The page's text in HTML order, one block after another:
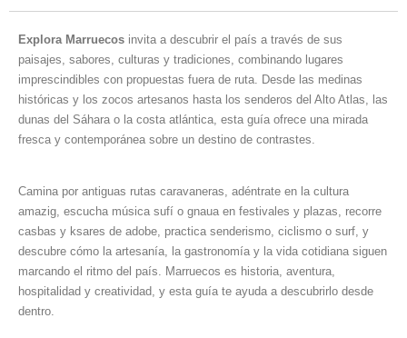
Explora Marruecos invita a descubrir el país a través de sus
paisajes, sabores, culturas y tradiciones, combinando lugares
imprescindibles con propuestas fuera de ruta. Desde las medinas
históricas y los zocos artesanos hasta los senderos del Alto Atlas, las
dunas del Sáhara o la costa atlántica, esta guía ofrece una mirada
fresca y contemporánea sobre un destino de contrastes.
Camina por antiguas rutas caravaneras, adéntrate en la cultura
amazig, escucha música sufí o gnaua en festivales y plazas, recorre
casbas y ksares de adobe, practica senderismo, ciclismo o surf, y
descubre cómo la artesanía, la gastronomía y la vida cotidiana siguen
marcando el ritmo del país. Marruecos es historia, aventura,
hospitalidad y creatividad, y esta guía te ayuda a descubrirlo desde
dentro.